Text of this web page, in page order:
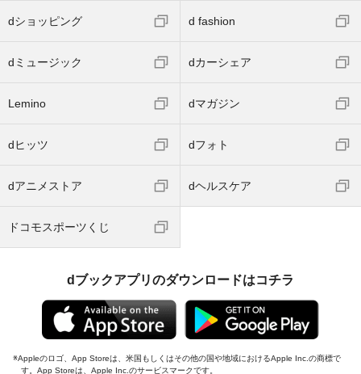
dショッピング d fashion
dミュージック dカーシェア
Lemino dマガジン
dヒッツ dフォト
dアニメストア dヘルスケア
ドコモスポーツくじ
dブックアプリのダウンロードはコチラ
Appleのロゴ、App Storeは、米国もしくはその他の国や地域におけるApple Inc.の商標で
す。App Storeは、Apple Inc.のサービスマークです。